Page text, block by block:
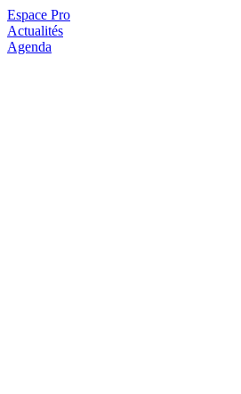
Espace Pro
Actualités
Agenda